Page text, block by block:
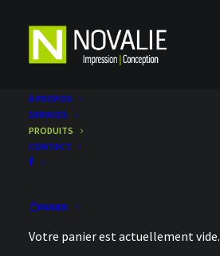
À PROPOS
SERVICES
PRODUITS
CONTACT
PANIER
Votre panier est actuellement vide.
Catégories
Affichages et pancartes
Appliqués muraux et murales